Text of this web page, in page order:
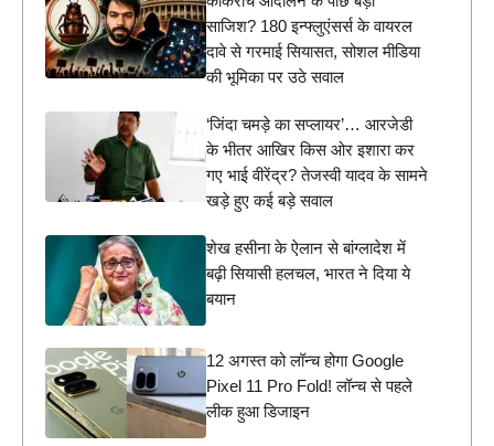
साजिश? 180 इन्फ्लुएंसर्स के वायरल
दावे से गरमाई सियासत, सोशल मीडिया
की भूमिका पर उठे सवाल
‘जिंदा चमड़े का सप्लायर’… आरजेडी
के भीतर आखिर किस ओर इशारा कर
गए भाई वीरेंद्र? तेजस्वी यादव के सामने
खड़े हुए कई बड़े सवाल
शेख हसीना के ऐलान से बांग्लादेश में
बढ़ी सियासी हलचल, भारत ने दिया ये
बयान
12 अगस्त को लॉन्च होगा Google
Pixel 11 Pro Fold! लॉन्च से पहले
लीक हुआ डिजाइन